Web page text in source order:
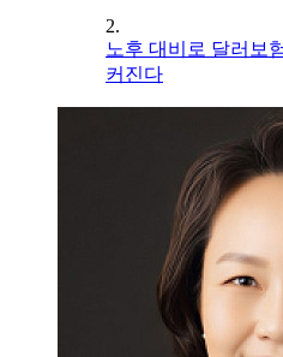
2.
노후 대비로 달러보
커진다